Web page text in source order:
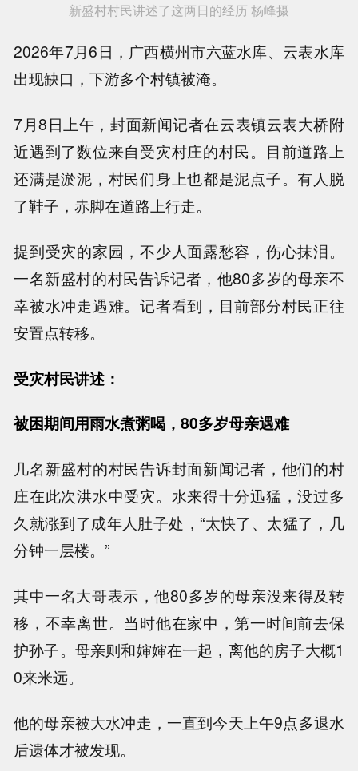
新盛村村民讲述了这两日的经历 杨峰摄
2026年7月6日，广西横州市六蓝水库、云表水库
出现缺口，下游多个村镇被淹。
7月8日上午，封面新闻记者在云表镇云表大桥附
近遇到了数位来自受灾村庄的村民。目前道路上
还满是淤泥，村民们身上也都是泥点子。有人脱
了鞋子，赤脚在道路上行走。
提到受灾的家园，不少人面露愁容，伤心抹泪。
一名新盛村的村民告诉记者，他80多岁的母亲不
幸被水冲走遇难。记者看到，目前部分村民正往
安置点转移。
受灾村民讲述：
被困期间用雨水煮粥喝，80多岁母亲遇难
几名新盛村的村民告诉封面新闻记者，他们的村
庄在此次洪水中受灾。水来得十分迅猛，没过多
久就涨到了成年人肚子处，“太快了、太猛了，几
分钟一层楼。”
其中一名大哥表示，他80多岁的母亲没来得及转
移，不幸离世。当时他在家中，第一时间前去保
护孙子。母亲则和婶婶在一起，离他的房子大概1
0来米远。
他的母亲被大水冲走，一直到今天上午9点多退水
后遗体才被发现。